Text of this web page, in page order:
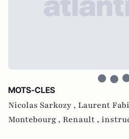
MOTS-CLES
Nicolas Sarkozy , Laurent
Montebourg , Renault ,